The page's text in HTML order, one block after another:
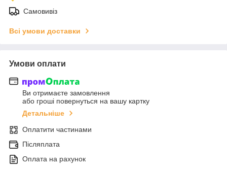
Самовивіз
Всі умови доставки
Умови оплати
Ви отримаєте замовлення
або гроші повернуться на вашу картку
Детальніше
Оплатити частинами
Післяплата
Оплата на рахунок